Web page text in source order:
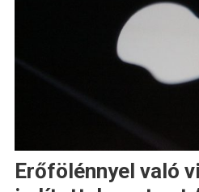
Erőfölénnyel való